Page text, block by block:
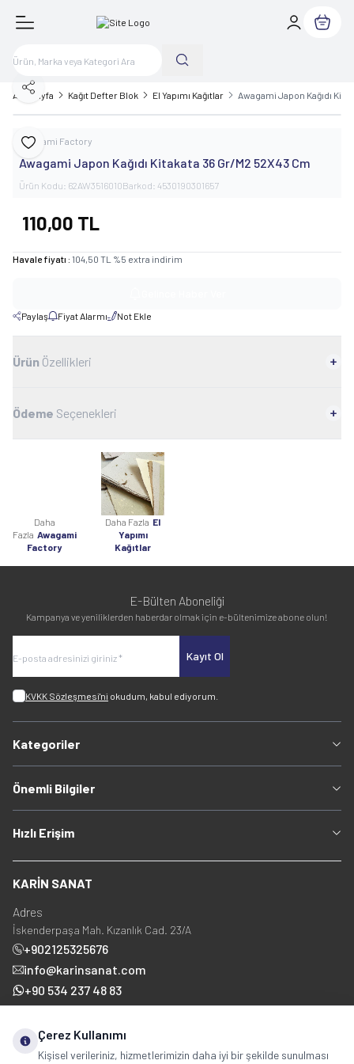
Sepetim
Ana Sayfa Kağıt Defter Blok El Yapımı Kağıtlar Awagami Japon Kağıdı
Favoriye Ekle
Paylaş
Awagami Factory
Awagami Japon Kağıdı Kitakata 36 Gr/M2 52X43 Cm
Ürün Kodu: 62AW3516010Barkod: 4530190301657
110,00 TL
Havale fiyatı : 104,50 TL %5 extra indirim
Paylaş Fiyat Alarmı Not Ekle
Ürün Özellikleri
Ödeme Seçenekleri
Daha
Fazla Awagami
Factory
Daha Fazla El
Yapımı
Kağıtlar
E-Bülten Aboneliği
Kampanya ve yeniliklerden haberdar olmak için e-bültenimize abone olun!
Kayıt Ol
KVKK Sözleşmesi'ni okudum, kabul ediyorum.
Kategoriler
Önemli Bilgiler
Hızlı Erişim
KARİN SANAT
Adres
İskenderpaşa Mah. Kızanlık Cad. 23/A
+902125325676
info@karinsanat.com
+90 534 237 48 83
Çerez Kullanımı
Kişisel verileriniz, hizmetlerimizin daha iyi bir şekilde sunulması